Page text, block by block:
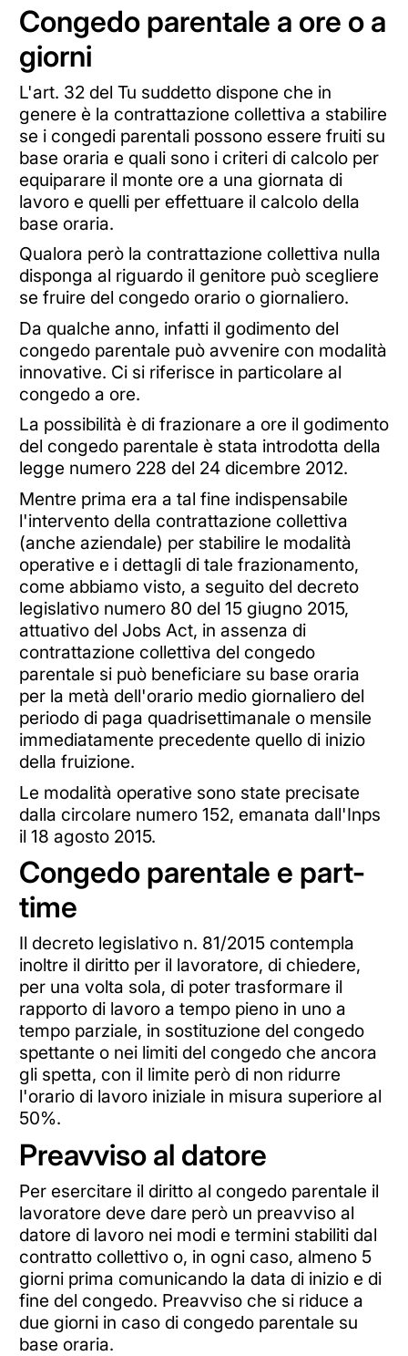
Congedo parentale a ore o a
giorni
L'art. 32 del Tu suddetto dispone che in
genere è la contrattazione collettiva a stabilire
se i congedi parentali possono essere fruiti su
base oraria e quali sono i criteri di calcolo per
equiparare il monte ore a una giornata di
lavoro e quelli per effettuare il calcolo della
base oraria.
Qualora però la contrattazione collettiva nulla
disponga al riguardo il genitore può scegliere
se fruire del congedo orario o giornaliero.
Da qualche anno, infatti il godimento del
congedo parentale può avvenire con modalità
innovative. Ci si riferisce in particolare al
congedo a ore.
La possibilità è di frazionare a ore il godimento
del congedo parentale è stata introdotta della
legge numero 228 del 24 dicembre 2012.
Mentre prima era a tal fine indispensabile
l'intervento della contrattazione collettiva
(anche aziendale) per stabilire le modalità
operative e i dettagli di tale frazionamento,
come abbiamo visto, a seguito del decreto
legislativo numero 80 del 15 giugno 2015,
attuativo del Jobs Act, in assenza di
contrattazione collettiva del congedo
parentale si può beneficiare su base oraria
per la metà dell'orario medio giornaliero del
periodo di paga quadrisettimanale o mensile
immediatamente precedente quello di inizio
della fruizione.
Le modalità operative sono state precisate
dalla circolare numero 152, emanata dall'Inps
il 18 agosto 2015.
Congedo parentale e part-
time
Il decreto legislativo n. 81/2015 contempla
inoltre il diritto per il lavoratore, di chiedere,
per una volta sola, di poter trasformare il
rapporto di lavoro a tempo pieno in uno a
tempo parziale, in sostituzione del congedo
spettante o nei limiti del congedo che ancora
gli spetta, con il limite però di non ridurre
l'orario di lavoro iniziale in misura superiore al
50%.
Preavviso al datore
Per esercitare il diritto al congedo parentale il
lavoratore deve dare però un preavviso al
datore di lavoro nei modi e termini stabiliti dal
contratto collettivo o, in ogni caso, almeno 5
giorni prima comunicando la data di inizio e di
fine del congedo. Preavviso che si riduce a
due giorni in caso di congedo parentale su
base oraria.